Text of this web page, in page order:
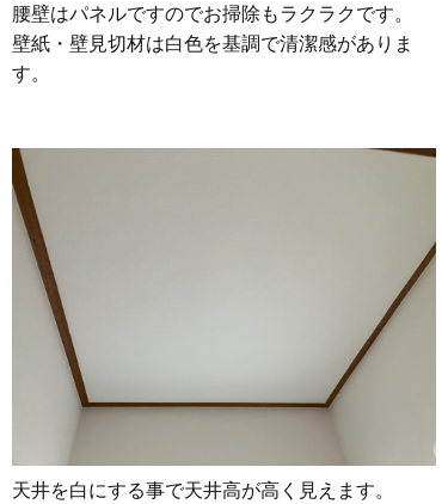
腰壁はパネルですのでお掃除もラクラクです。
壁紙・壁見切材は白色を基調で清潔感がありま
す。
天井を白にする事で天井高が高く見えます。